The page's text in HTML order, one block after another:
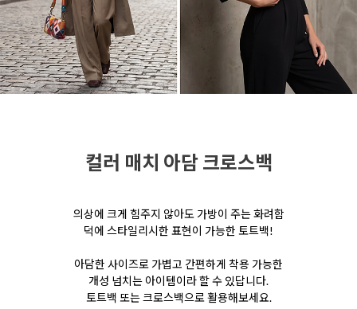
컬러 매치 아담 크로스백
의상에 크게 힘주지 않아도 가방이 주는 화려함
덕에 스타일리시한 표현이 가능한 토트백!
아담한 사이즈로 가볍고 간편하게 착용 가능한
개성 넘치는 아이템이라 할 수 있답니다.
토트백 또는 크로스백으로 활용해보세요.